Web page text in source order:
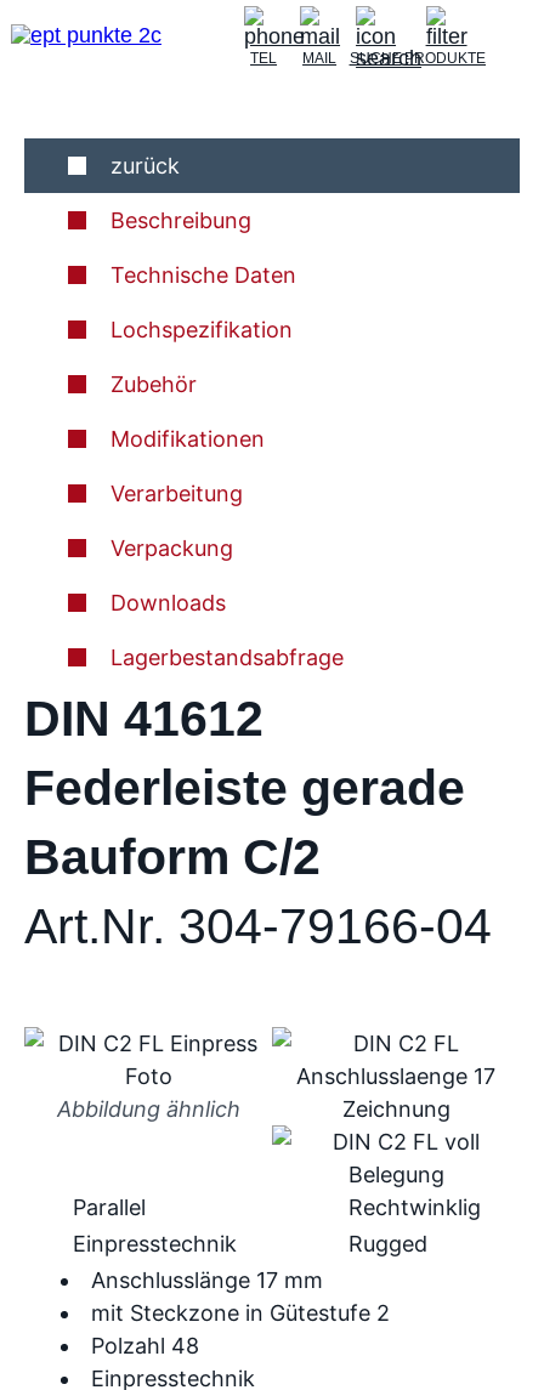
TEL MAIL SUCHEPRODUKTE
zurück
Beschreibung
Technische Daten
Lochspezifikation
Zubehör
Modifikationen
Verarbeitung
Verpackung
Downloads
Lagerbestandsabfrage
DIN 41612
Federleiste gerade
Bauform C/2
Art.Nr. 304-79166-04
Abbildung ähnlich
Anschlusslänge 17 mm
mit Steckzone in Gütestufe 2
Polzahl 48
Einpresstechnik
Parallel
Rechtwinklig
Einpresstechnik
Rugged